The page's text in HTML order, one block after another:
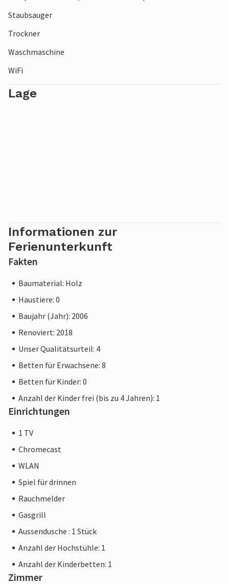
Viel Vergnügen im Urlaub in dem gemütlichen Ferienhaus!
Staubsauger
Trockner
Waschmaschine
WiFi
Lage
Informationen zur
Ferienunterkunft
Fakten
Baumaterial: Holz
Haustiere: 0
Baujahr (Jahr): 2006
Renoviert: 2018
Unser Qualitätsurteil: 4
Betten für Erwachsene: 8
Betten für Kinder: 0
Anzahl der Kinder frei (bis zu 4 Jahren): 1
Einrichtungen
1 TV
Chromecast
WLAN
Spiel für drinnen
Rauchmelder
Gasgrill
Aussendusche : 1 Stück
Anzahl der Hochstühle: 1
Anzahl der Kinderbetten: 1
Zimmer